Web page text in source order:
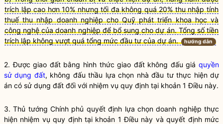
trích lập cao hơn 10% nhưng tối đa không quá 20% thu nhập tính
thuế thu nhập doanh nghiệp cho Quỹ phát triển khoa học và
công nghệ của doanh nghiệp để bổ sung cho dự án. Tổng số tiền
trích lập không vượt quá tổng mức đầu tư của dự án.
hướng dẫn
2. Được giao đất bằng hình thức giao đất không đấu giá quyền
sử dụng đất, không đấu thầu lựa chọn nhà đầu tư thực hiện dự
án có sử dụng đất đối với nhiệm vụ quy định tại khoản 1 Điều này.
3. Thủ tướng Chính phủ quyết định lựa chọn doanh nghiệp thực
hiện nhiệm vụ quy định tại khoản 1 Điều này và quyết định mức